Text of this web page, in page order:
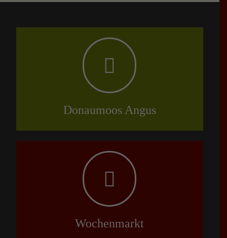
Donaumoos Angus
Wochenmarkt